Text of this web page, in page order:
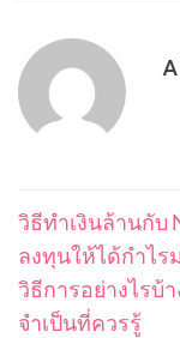
วิธีทำเงินล้านกับ
ลงทุนให้ได้กำไร
วิธีการอย่างไรบ้า
จำเป็นที่ควรรู้